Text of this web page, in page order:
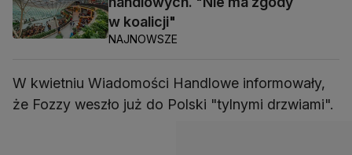
w koalicji"
NAJNOWSZE
W kwietniu Wiadomości Handlowe informowały,
że Fozzy weszło już do Polski "tylnymi drzwiami".